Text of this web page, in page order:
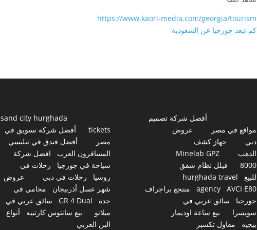
https://www.kaori-media.com/georgia/tourism
كم تبعد جورجيا عن السعودية
sand city hurghada
tickets
أفضل شركة تسويق في
مصر
أفضل فندق في تبليسي
المسافرون العرب
افضل شركة
سياحة في جورجيا
رحلات في
روسيا
رحلات في دبي
عروض
شهر عسل أذربيجان
محامي في
جدة
GR 4 Dual
سائق عربي في
ميلانو
بيع سانتوس كارتييه
أنواع
البن العربي
أفضل شركة تصميم
مواقع في مصر
عروض
دبي
جهاز كشف
الذهب
Minelab GPZ
8000
فيلل نظام شقق
للبيع
hurghada travel
agency
AVCI E80
منتجع براجراف
جورجيا
سائق عربي في
سويسرا
بيع ساعة اوديمار
بيجيه
مقاول تكسير